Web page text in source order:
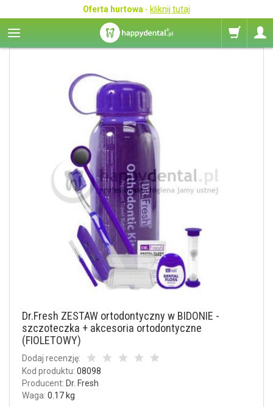
Oferta hurtowa - kliknij tutaj
Dr.Fresh ZESTAW ortodontyczny w BIDONIE -
szczoteczka + akcesoria ortodontyczne
(FIOLETOWY)
Dodaj recenzję:
Kod produktu: 08098
Producent: Dr. Fresh
Waga: 0.17 kg